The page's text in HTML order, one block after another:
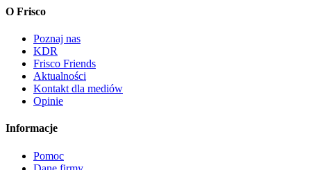
O Frisco
Poznaj nas
KDR
Frisco Friends
Aktualności
Kontakt dla mediów
Opinie
Informacje
Pomoc